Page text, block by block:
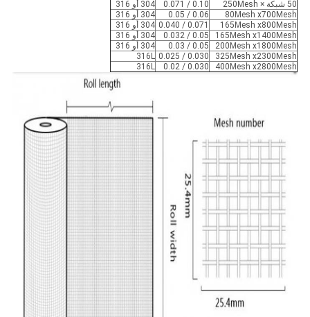
50 شبكة × 250Mesh
0.10 / 0.071
304 أو 316
80Mesh x700Mesh
0.06 / 0.05
304 أو 316
165Mesh x800Mesh
0.071 / 0.040
304 أو 316
165Mesh x1400Mesh
0.05 / 0.032
304 أو 316
200Mesh x1800Mesh
0.05 / 0.03
304 أو 316
325Mesh x2300Mesh
0.030 / 0.025
316L
400Mesh x2800Mesh
0.030 / 0.02
316L